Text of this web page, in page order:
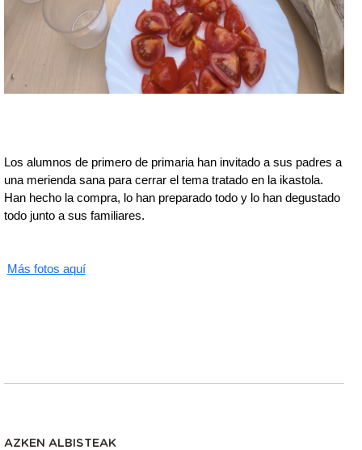
Los alumnos de primero de primaria han invitado a sus padres a
una merienda sana para cerrar el tema tratado en la ikastola.
Han hecho la compra, lo han preparado todo y lo han degustado
todo junto a sus familiares.
Más fotos aquí
AZKEN ALBISTEAK